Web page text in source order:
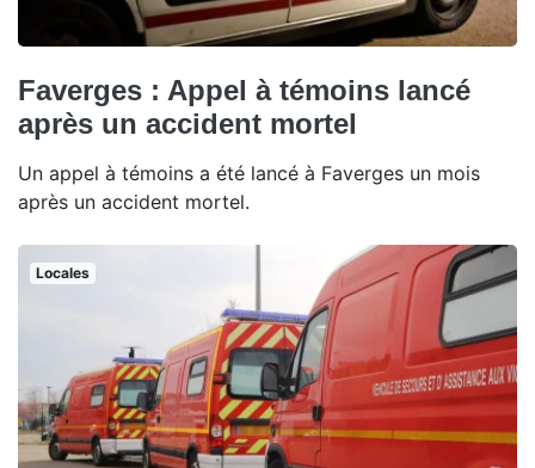
Faverges : Appel à témoins lancé
après un accident mortel
Un appel à témoins a été lancé à Faverges un mois
après un accident mortel.
Locales